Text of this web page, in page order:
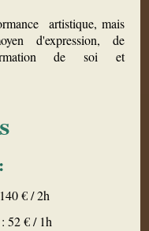
artistique, mais
d'expression, de
de soi et
€ / 2h
52 € / 1h